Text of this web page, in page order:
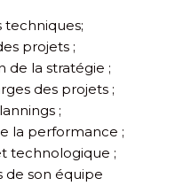
techniques;
projets ;
de la stratégie ;
des projets ;
;
la performance ;
technologique ;
de son équipe